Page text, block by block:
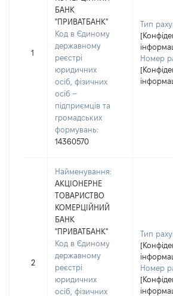
1
БАНК
"ПРИВАТБАНК"
Код в Єдиному
державному
реєстрі
юридичних
осіб, фізичних
осіб –
підприємців та
громадських
формувань:
14360570
Тип
Номер
2
Найменування:
АКЦІОНЕРНЕ
ТОВАРИСТВО
КОМЕРЦІЙНИЙ
БАНК
"ПРИВАТБАНК"
Код в Єдиному
державному
реєстрі
юридичних
осіб, фізичних
Тип
Номер